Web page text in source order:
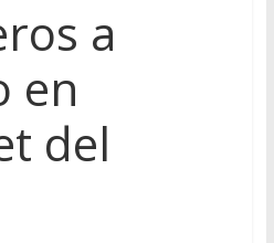
a
en
del